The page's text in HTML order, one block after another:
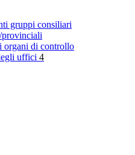
gruppi consiliari
organi di controllo
uffici 4